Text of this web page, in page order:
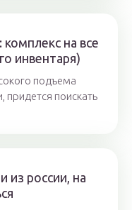
на все
инвентаря)
подъема
поискать
из россии, на